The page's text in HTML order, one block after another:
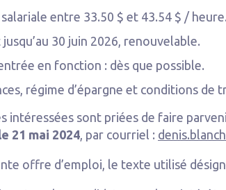
entre 33.50 $ et 43.54 $ / heure.
30 juin 2026, renouvelable.
en fonction : dès que possible.
régime d’épargne et conditions de
intéressées sont priées de faire
21 mai 2024, par courriel :
offre d’emploi, le texte utilisé